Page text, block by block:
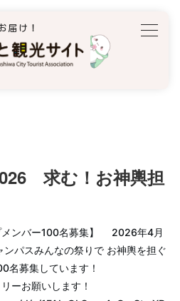
届け！
求む！お神輿担
メンバー100名募集】 2026年4月
パスみんなの祭りで お神輿を担ぐ
名募集しています！
ーお願いします！